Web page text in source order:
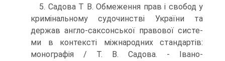
5. Садова T В. Обмеження прав і свобод у
кримінальному судо­чинстві України та
держав англо-саксонської правової систе­
ми в контексті міжнародних стандартів:
монографія / Т. В. Са­дова. - Івано-